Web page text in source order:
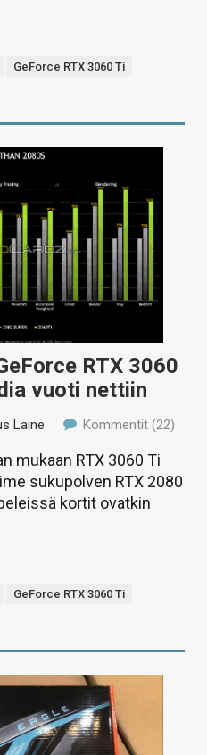
GeForce RTX 3060 Ti
RTX 3060
vuoti nettiin
Laine Kommentit (22)
mukaan RTX 3060 Ti
sukupolven RTX 2080
kortit ovatkin
GeForce RTX 3060 Ti